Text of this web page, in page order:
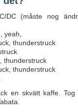
DC (måste nog
yeah,
thunderstruck
thunderstruck
thunderstruck
en skvätt kaffe. Tog